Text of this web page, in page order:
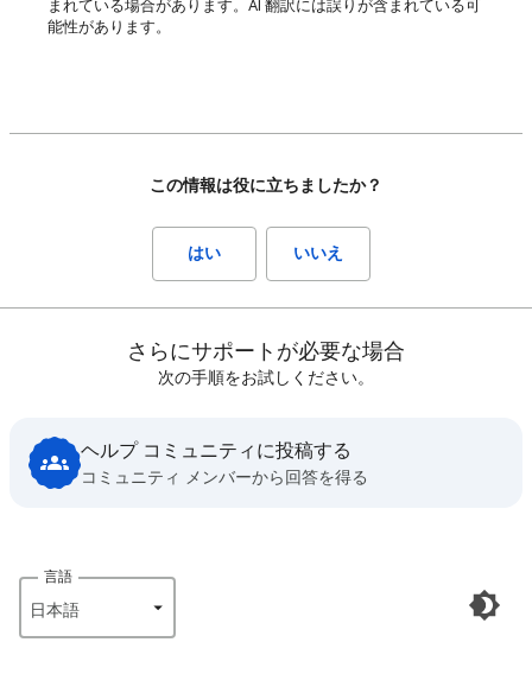
まれている場合があります。AI 翻訳には誤りが含まれている可
能性があります。
この情報は役に立ちましたか？
はい いいえ
さらにサポートが必要な場合
次の手順をお試しください。
ヘルプ コミュニティに投稿する
コミュニティ メンバーから回答を得る
言語
日本語‎